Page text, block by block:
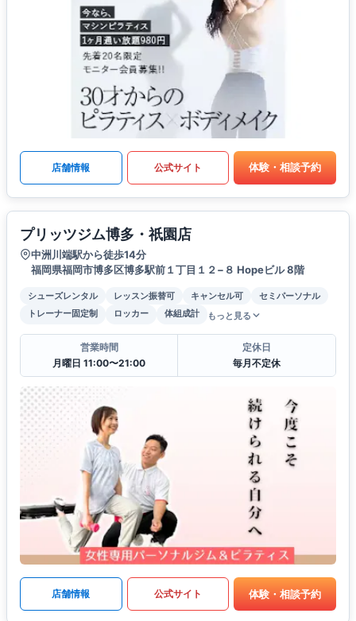
店舗情報 公式サイト 体験・相談予約
プリッツジム博多・祇園店
中洲川端駅から徒歩14分
福岡県福岡市博多区博多駅前１丁目１２−８ Hopeビル 8階
シューズレンタル レッスン振替可 キャンセル可
セミパーソナル
トレーナー固定制
ロッカー 体組成計 もっと見る
営業時間
月曜日 11:00〜21:00
定休日
毎月不定休
店舗情報 公式サイト 体験・相談予約